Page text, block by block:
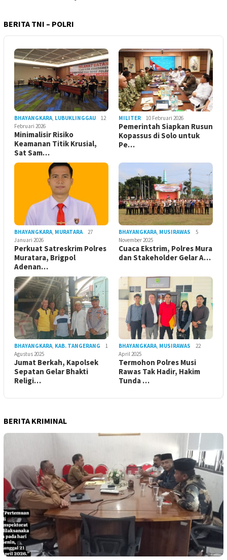
BERITA TNI – POLRI
BHAYANGKARA, LUBUKLINGGAU
12
Februari 2026
Minimalisir Risiko
Keamanan Titik Krusial,
Sat Sam…
MILITER 10 Februari 2026
Pemerintah Siapkan Rusun
Kopassus di Solo untuk
Pe…
BHAYANGKARA, MURATARA
27
Januari 2026
Perkuat Satreskrim Polres
Muratara, Brigpol
Adenan…
BHAYANGKARA, MUSIRAWAS
5
November 2025
Cuaca Ekstrim, Polres Mura
dan Stakeholder Gelar A…
BHAYANGKARA, KAB. TANGERANG
1
Agustus 2025
Jumat Berkah, Kapolsek
Sepatan Gelar Bhakti
Religi…
BHAYANGKARA, MUSIRAWAS
22
April 2025
Termohon Polres Musi
Rawas Tak Hadir, Hakim
Tunda …
BERITA KRIMINAL